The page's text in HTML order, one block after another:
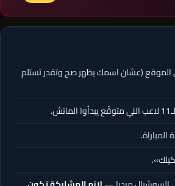
الموقع (عشان اسمك يظهر صح وتقدر تستلم